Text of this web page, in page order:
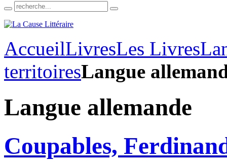
AccueilLivresLes Livres
territoiresLangue
Langue allemande
Coupables,